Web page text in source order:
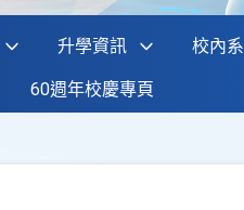
升學資訊 校內
60週年校慶專頁